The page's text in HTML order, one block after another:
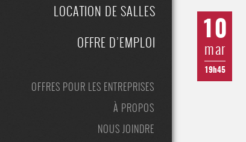
LOCATION DE SALLES
OFFRE D’EMPLOI
OFFRES POUR LES ENTREPRISES
À PROPOS
NOUS JOINDRE
10
mar
19h45